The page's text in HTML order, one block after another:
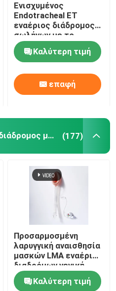
συσκευές
εναέριων διαδρόμων
σωλήνα
Ενισχυμένος
Endotracheal ET
εναέριος διάδρομος
σωλήνων με το
όργανο ελέγχου
πίεσης Intracuff
Καλύτερη τιμή
επαφή
Λαρυγγικός εναέριος διάδρομος μασκών (177)
Προσαρμοσμένη
λαρυγγική αναισθησία
μασκών LMA εναέριων
διαδρόμων γενική
Καλύτερη τιμή